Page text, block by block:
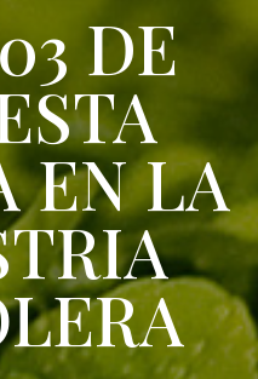
DE
EN LA